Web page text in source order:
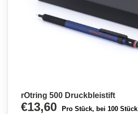
rOtring 500 Druckbleistift
€13,60 Pro Stück, bei 100 Stück